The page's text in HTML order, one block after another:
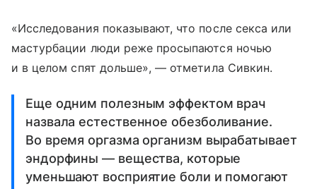
«Исследования показывают, что после секса или
мастурбации люди реже просыпаются ночью
и в целом спят дольше», — отметила Сивкин.
Еще одним полезным эффектом врач
назвала естественное обезболивание.
Во время оргазма организм вырабатывает
эндорфины — вещества, которые
уменьшают восприятие боли и помогают